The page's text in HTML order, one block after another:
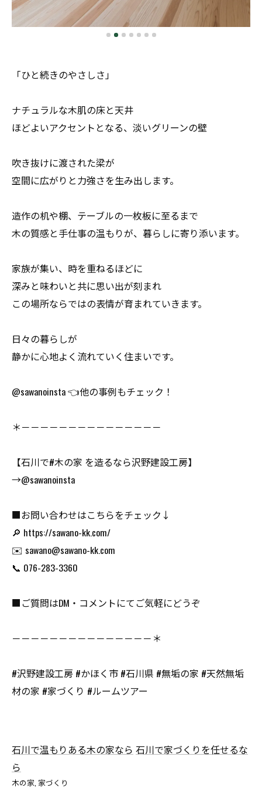
「ひと続きのやさしさ」
ナチュラルな木肌の床と天井
ほどよいアクセントとなる、淡いグリーンの壁
吹き抜けに渡された梁が
空間に広がりと力強さを生み出します。
造作の机や棚、テーブルの一枚板に至るまで
木の質感と手仕事の温もりが、暮らしに寄り添います。
家族が集い、時を重ねるほどに
深みと味わいと共に思い出が刻まれ
この場所ならではの表情が育まれていきます。
日々の暮らしが
静かに心地よく流れていく住まいです。
@sawanoinsta 👈他の事例もチェック！
＊－－－－－－－－－－－－－－－
【石川で#木の家 を造るなら沢野建設工房】
→@sawanoinsta
■お問い合わせはこちらをチェック↓
🔎 https://sawano-kk.com/
✉️ sawano@sawano-kk.com
📞 076-283-3360
■ご質問はDM・コメントにてご気軽にどうぞ
－－－－－－－－－－－－－－－＊
#沢野建設工房 #かほく市 #石川県 #無垢の家 #天然無垢
材の家 #家づくり #ルームツアー
石川で温もりある木の家なら 石川で家づくりを任せるな
ら
木の家 家づくり